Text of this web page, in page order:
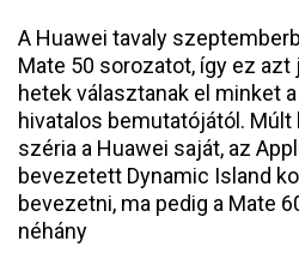
A Huawei tavaly
Mate 50 sorozatot, így ez
hetek választanak el minket
hivatalos bemutatójától. Múlt
széria a Huawei saját, az
bevezetett Dynamic Island
bevezetni, ma pedig a Mate
néhány